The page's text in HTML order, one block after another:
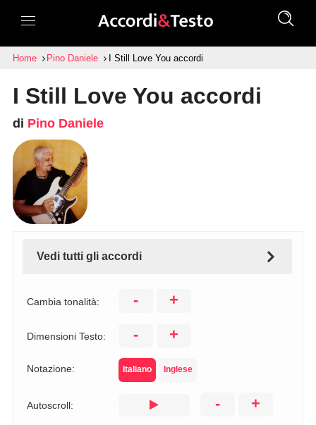
Home Pino Daniele I Still Love You accordi
I Still Love You accordi
di Pino Daniele
Vedi tutti gli accordi
Cambia tonalità: - +
Dimensioni Testo: - +
Notazione: Italiano Inglese
Autoscroll: - +